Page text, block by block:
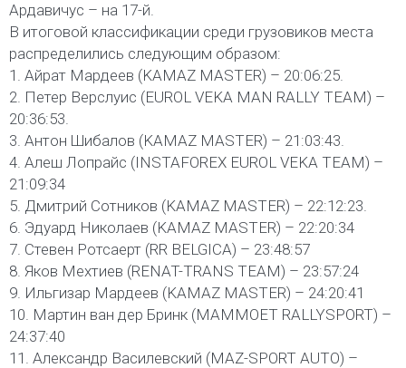
Ардавичус – на 17-й.
В итоговой классификации среди грузовиков места
распределились следующим образом:
1. Айрат Мардеев (KAMAZ MASTER) – 20:06:25.
2. Петер Верслуис (EUROL VEKA MAN RALLY TEAM) –
20:36:53.
3. Антон Шибалов (KAMAZ MASTER) – 21:03:43.
4. Алеш Лопрайс (INSTAFOREX EUROL VEKA TEAM) –
21:09:34
5. Дмитрий Сотников (KAMAZ MASTER) – 22:12:23.
6. Эдуард Николаев (KAMAZ MASTER) – 22:20:34
7. Стевен Ротсаерт (RR BELGICA) – 23:48:57
8. Яков Мехтиев (RENAT-TRANS TEAM) – 23:57:24
9. Ильгизар Мардеев (KAMAZ MASTER) – 24:20:41
10. Мартин ван дер Бринк (MAMMOET RALLYSPORT) –
24:37:40
11. Александр Василевский (MAZ-SPORT AUTO) –